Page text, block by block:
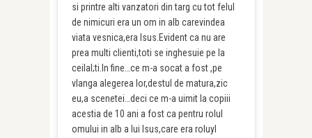
si printre alti vanzatori din targ cu tot felul
de nimicuri era un om in alb carevindea
viata vesnica,era Isus.Evident ca nu are
prea multi clienti,toti se inghesuie pe la
ceilal;ti.In fine…ce m-a socat a fost ,pe
vlanga alegerea lor,destul de matura,zic
eu,a scenetei…deci ce m-a uimit la copiii
acestia de 10 ani a fost ca pentru rolul
omului in alb a lui Isus,care era roluyl